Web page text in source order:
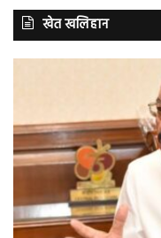
खेत खलिहान